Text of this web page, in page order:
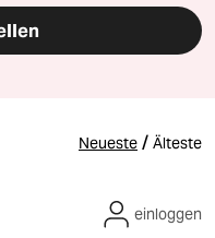
Neueste / Älteste
einloggen